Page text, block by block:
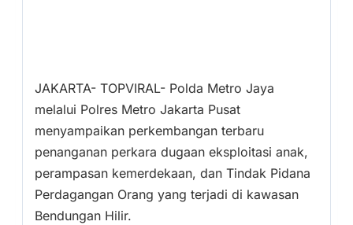
JAKARTA- TOPVIRAL- Polda Metro Jaya
melalui Polres Metro Jakarta Pusat
menyampaikan perkembangan terbaru
penanganan perkara dugaan eksploitasi anak,
perampasan kemerdekaan, dan Tindak Pidana
Perdagangan Orang yang terjadi di kawasan
Bendungan Hilir.